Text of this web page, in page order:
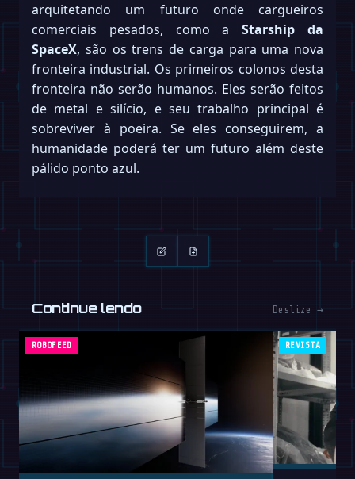
arquitetando um futuro onde cargueiros
comerciais pesados, como aStarship da
SpaceX, são os trens de carga para uma nova
fronteira industrial. Os primeiros colonos desta
fronteira não serão humanos. Eles serão feitos
de metal e silício, e seu trabalho principal é
sobreviver à poeira. Se eles conseguirem, a
humanidade poderá ter um futuro além deste
pálido ponto azul.
Continue lendo Deslize →
ROBOFEED REVISTA